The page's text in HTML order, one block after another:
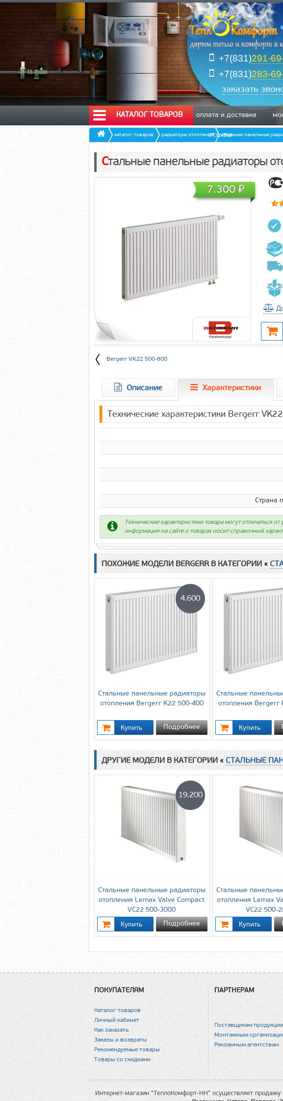
+7(831)291-
+7(831)283-
заказать
КАТАЛОГ ТОВАРОВ оплата и доставка
отзывы
каталог товаров радиаторы отопления стальные панельные
Стальные панельные радиаторы
7.300₽
Bergerr VK22 500-800
Описание Характеристики
Технические характеристики Bergerr
Страна
Технические характеристики товара могут отличаться
информация на сайте о товарах носит справочный
ПОХОЖИЕ МОДЕЛИ BERGERR В КАТЕГОРИИ «
Стальные панельные радиаторы
отопления Bergerr K22 500-400
4.600
Подробнее
Стальные
отопления Bergerr
ДРУГИЕ МОДЕЛИ В КАТЕГОРИИ «СТАЛЬНЫЕ
Стальные панельные радиаторы
отопления Lemax Valve Compact
VC22 500-3000
19.200
Подробнее
Стальные
отопления Lemax
VC22 500-
ПОКУПАТЕЛЯМ
Каталог товаров
Личный кабинет
Как заказать
Заказы и возвраты
Рекомендуемые товары
Товары со скидками
ПАРТНЕРАМ
Поставщикам продукции
Монтажным
Рекламным агентствам
Интернет-магазин "ТеплоКомфорт-НН" осуществляет продажу